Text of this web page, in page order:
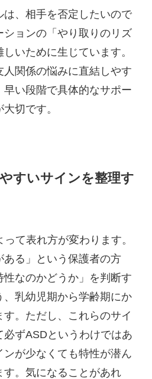
は、相手を否定したいので
ションの「やり取りのリズ
いために生じています。
関係の悩みに直結しやす
い段階で具体的なサポー
切です。
すいサインを整理す
て表れ方が変わります。
ある」という保護者の方
なのかどうか」を判断す
、乳幼児期から学齢期にか
。ただし、これらのサイ
必ずASDというわけではあ
ンが少なくても特性が潜ん
。気になることがあれ